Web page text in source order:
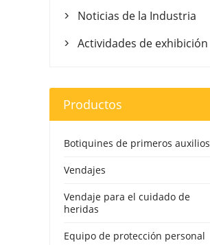
 Noticias de la Industria
 Actividades de exhibición
Productos
Botiquines de primeros auxilios
Vendajes
Vendaje para el cuidado de
heridas
Equipo de protección personal